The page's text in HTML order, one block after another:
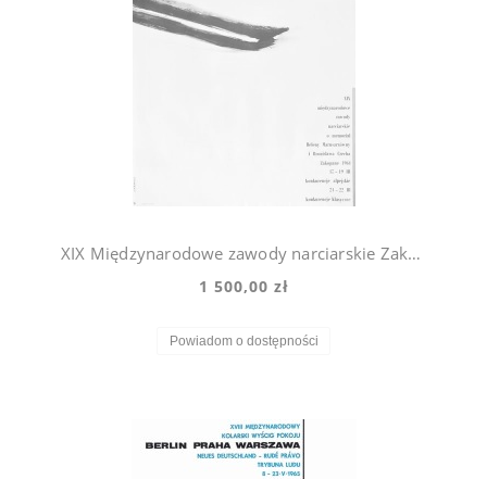
XIX Międzynarodowe zawody narciarskie Zakopane Maciej Urbaniec
1 500,00 zł
Powiadom o dostępności